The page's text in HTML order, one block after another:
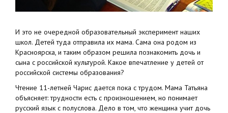
И это не очередной образовательный эксперимент наших
школ. Детей туда отправила их мама. Сама она родом из
Красноярска, и таким образом решила познакомить дочь и
сына с российской культурой. Какое впечатление у детей от
российской системы образования?
Чтение 11-летней Чарис дается пока с трудом. Мама Татьяна
объясняет: трудности есть с произношением, но понимает
русский язык с полуслова. Дело в том, что женщина учит дочь